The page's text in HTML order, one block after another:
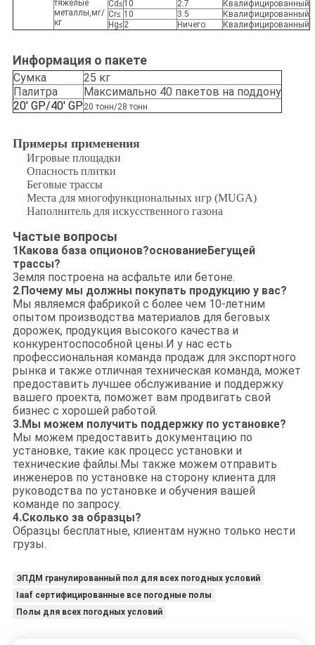
тяжелые
металлы,мг/
кг
Cd≤ 10 2.7
Квалифицированный
Cr≤ 10 3.5
Квалифицированный
Hg≤ 2 Ничего. Квалифицированный
Информация о пакете
Сумка
25 кг
Палитра
Максимально 40 пакетов на поддону
20' GP/40' GP 20 тонн/28 тонн
Примеры применения
Игровые площадки
Опасность плитки
Беговые трассы
Места для многофункциональных игр (MUGA)
Наполнитель для искусственного газона
Частые вопросы
1Какова база опционов?основаниеБегущей
трассы?
Земля построена на асфальте или бетоне.
2.Почему мы должны покупать продукцию у вас?
Мы являемся фабрикой с более чем 10-летним
опытом производства материалов для беговых
дорожек, продукция высокого качества и
конкурентоспособной цены.И у нас есть
профессиональная команда продаж для экспортного
рынка и также отличная техническая команда, может
предоставить лучшее обслуживание и поддержку
вашего проекта, поможет вам продвигать свой
бизнес с хорошей работой.
3.Мы можем получить поддержку по установке?
Мы можем предоставить документацию по
установке, такие как процесс установки и
технические файлы.Мы также можем отправить
инженеров по установке на сторону клиента для
руководства по установке и обучения вашей
команде по запросу.
4.Сколько за образцы?
Образцы бесплатные, клиентам нужно только нести
грузы.
ЭПДМ гранулированный пол для всех погодных условий
Iaaf сертифицированные все погодные полы
Полы для всех погодных условий